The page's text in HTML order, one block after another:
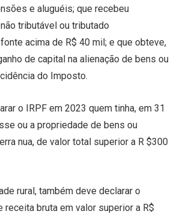
e aluguéis; que recebeu
tributável ou tributado
acima de R$ 40 mil; e que obteve,
de capital na alienação de bens ou
do Imposto.
o IRPF em 2023 quem tinha, em 31
ou a propriedade de bens ou
nua, de valor total superior a R $300
rural, também deve declarar o
receita bruta em valor superior a R$